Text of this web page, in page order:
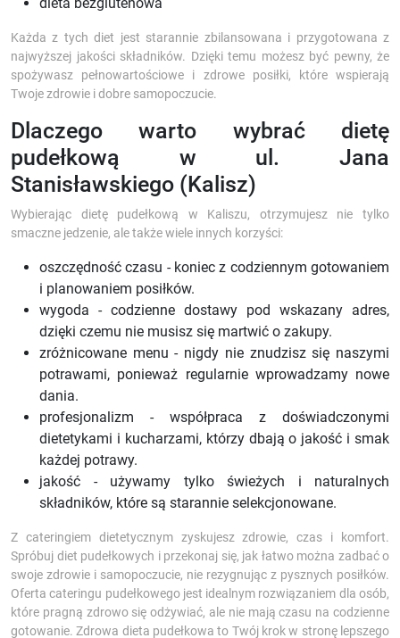
Każda z tych diet jest starannie zbilansowana i przygotowana z
najwyższej jakości składników. Dzięki temu możesz być pewny, że
spożywasz pełnowartościowe i zdrowe posiłki, które wspierają
Twoje zdrowie i dobre samopoczucie.
Dlaczego warto wybrać dietę
pudełkową w ul. Jana
Stanisławskiego (Kalisz)
Wybierając dietę pudełkową w Kaliszu, otrzymujesz nie tylko
smaczne jedzenie, ale także wiele innych korzyści:
oszczędność czasu - koniec z codziennym gotowaniem
i planowaniem posiłków.
wygoda - codzienne dostawy pod wskazany adres,
dzięki czemu nie musisz się martwić o zakupy.
zróżnicowane menu - nigdy nie znudzisz się naszymi
potrawami, ponieważ regularnie wprowadzamy nowe
dania.
profesjonalizm - współpraca z doświadczonymi
dietetykami i kucharzami, którzy dbają o jakość i smak
każdej potrawy.
jakość - używamy tylko świeżych i naturalnych
składników, które są starannie selekcjonowane.
Z cateringiem dietetycznym zyskujesz zdrowie, czas i komfort.
Spróbuj diet pudełkowych i przekonaj się, jak łatwo można zadbać o
swoje zdrowie i samopoczucie, nie rezygnując z pysznych posiłków.
Oferta cateringu pudełkowego jest idealnym rozwiązaniem dla osób,
które pragną zdrowo się odżywiać, ale nie mają czasu na codzienne
gotowanie. Zdrowa dieta pudełkowa to Twój krok w stronę lepszego